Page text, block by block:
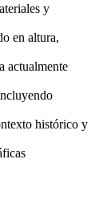
y
en altura,
actualmente
histórico y